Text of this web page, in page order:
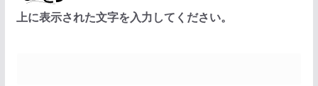
上に表示された文字を入力してください。